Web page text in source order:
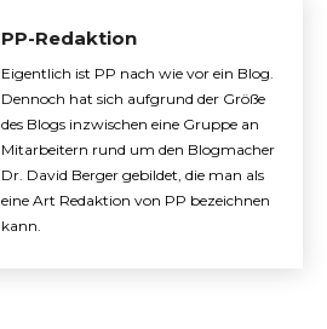
PP-Redaktion
Eigentlich ist PP nach wie vor ein Blog.
Dennoch hat sich aufgrund der Größe
des Blogs inzwischen eine Gruppe an
Mitarbeitern rund um den Blogmacher
Dr. David Berger gebildet, die man als
eine Art Redaktion von PP bezeichnen
kann.